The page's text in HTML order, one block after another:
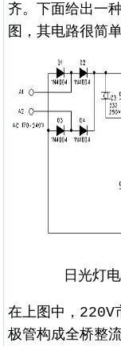
齐。下面给出一
图，其电路很简单
日光灯
在上图中，220V
极管构成全桥整